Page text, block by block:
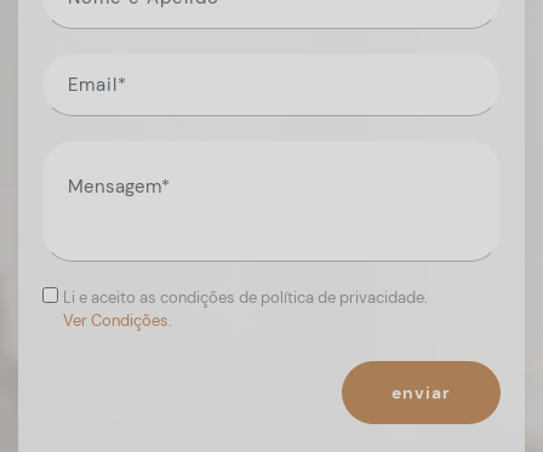
Li e aceito as condições de política de privacidade.
Ver Condições.
enviar